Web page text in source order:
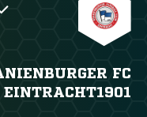
FC
EINTRACHT1901